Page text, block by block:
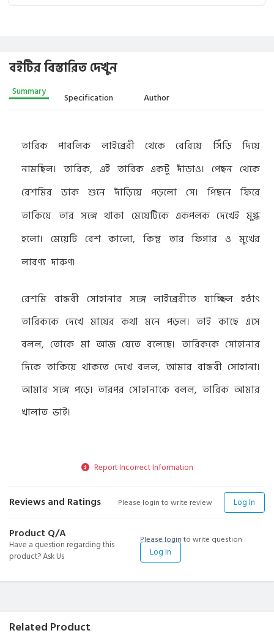
বইটির বিস্তারিত দেখুন
Summary Specification Author
তারিক পাবলিক লাইব্রেরী থেকে বেরিয়ে সিঁড়ি দিয়ে
নামছিল। তারিক, এই তারিক একটু দাঁড়াও। পেছন থেকে
রেশমির ডাক শুনে দাঁড়িয়ে পড়লো সে। পিছনে ফিরে
তাকিয়ে তার সঙ্গে থাকা মেয়েটিকে একপলক দেখেই মুগ্ধ
হলো। মেয়েটি বেশ কালো, কিন্তু তার ফিগার ও মুখের
লাবণ্য দারুণ।
রেশমি বান্ধবী সোহানার সঙ্গে লাইব্রেরীতে যাচ্ছিল হঠাৎ
তারিককে দেখে মায়ের কথা মনে পড়ল। তাই কাছে এসে
বলল, তোকে মা আজ যেতে বলেছে। তারিককে সোহানার
দিকে তাকিয়ে থাকতে দেখে বলল, আমার বান্ধবী সোহানা।
আমার সঙ্গে পড়ে। তারপর সোহানাকে বলল, তারিক আমার
খালাত ভাই।
Report Incorrect Information
Reviews and Ratings Please login to write review Log In
Product Q/A
Have a question regarding this
product? Ask Us
Please login to write question
Log In
Related Product